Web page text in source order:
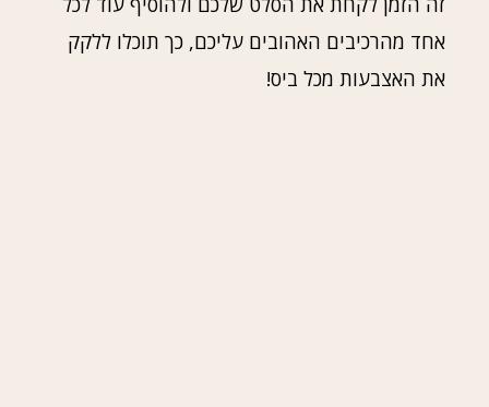
אחד מהרכיבים האהובים עליכם, כך תוכלו ללקק
את האצבעות מכל ביס!